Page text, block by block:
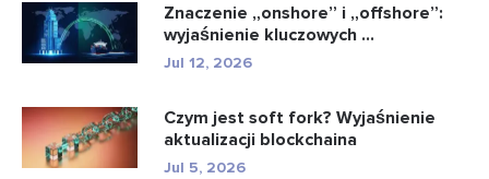
Znaczenie „onshore” i „offshore”:
wyjaśnienie kluczowych ...
Jul 12, 2026
Czym jest soft fork? Wyjaśnienie
aktualizacji blockchaina
Jul 5, 2026